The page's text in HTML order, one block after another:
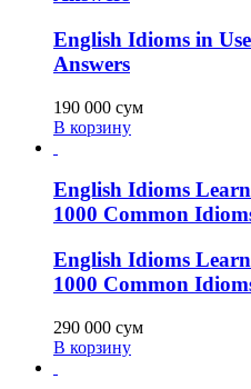
English Idioms in
Answers
190 000 сум
В корзину
English Idioms
1000 Common
English Idioms
1000 Common
290 000 сум
В корзину